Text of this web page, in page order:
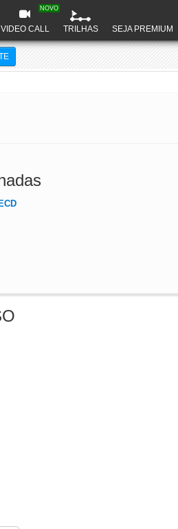
VIDEO CALL
NOVO
TRILHAS SEJA PREMIUM